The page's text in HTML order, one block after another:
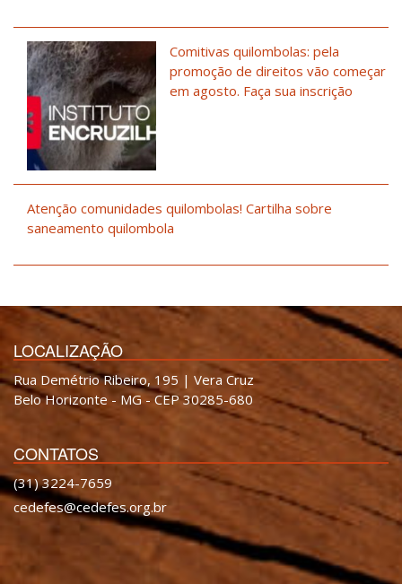
Comitivas quilombolas: pela
promoção de direitos vão começar
em agosto. Faça sua inscrição
Atenção comunidades quilombolas! Cartilha sobre
saneamento quilombola
LOCALIZAÇÃO
Rua Demétrio Ribeiro, 195 | Vera Cruz
Belo Horizonte - MG - CEP 30285-680
CONTATOS
(31) 3224-7659
cedefes@cedefes.org.br